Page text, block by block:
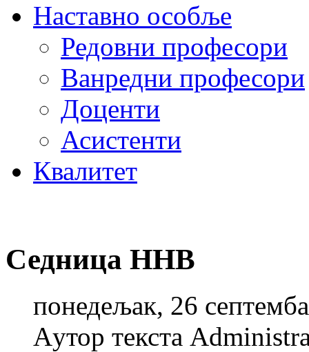
Наставно особље
Редовни професори
Ванредни професори
Доценти
Асистенти
Квалитет
Седница ННВ
понедељак, 26
Aутор текста